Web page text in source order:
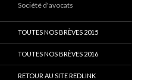
Société d'avocats
TOUTES NOS BRÈVES 2015
TOUTES NOS BRÈVES 2016
RETOUR AU SITE REDLINK